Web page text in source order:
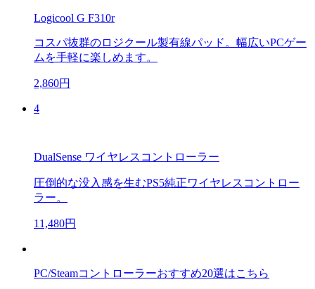
Logicool G F310r
コスパ抜群のロジクール製有線パッド。幅広いPCゲー
ムを手軽に楽しめます。
2,860円
4
DualSense ワイヤレスコントローラー
圧倒的な没入感を生むPS5純正ワイヤレスコントロー
ラー。
11,480円
PC/Steamコントローラーおすすめ20選はこちら